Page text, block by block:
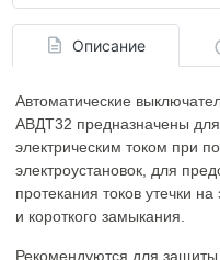
Описание
Автоматические
АВДТ32 предназначены
электрическим током при
электроустановок, для
протекания токов утечки
и короткого замыкания.
Рекомендуются для